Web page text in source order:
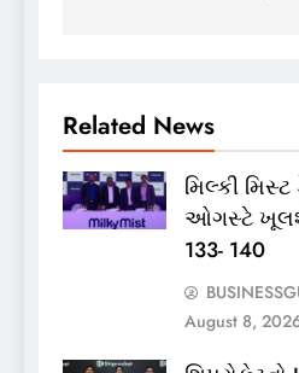
Related News
મિલ્કી મિસ્ટ
ઓગસ્ટે
133- 140
August 8,